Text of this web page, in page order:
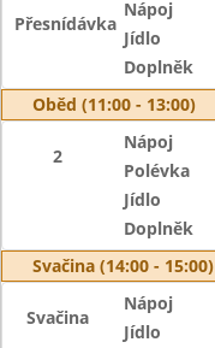
Přesnídávka
Nápoj
Jídlo
Doplněk
Oběd (11:00 - 13:00)
2
Nápoj
Polévka
Jídlo
Doplněk
Svačina (14:00 - 15:00)
Svačina
Nápoj
Jídlo